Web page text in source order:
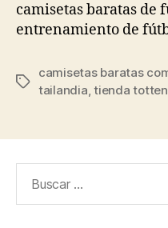
camisetas baratas de
entrenamiento de
Etiquetas
camisetas baratas
tailandia,tienda